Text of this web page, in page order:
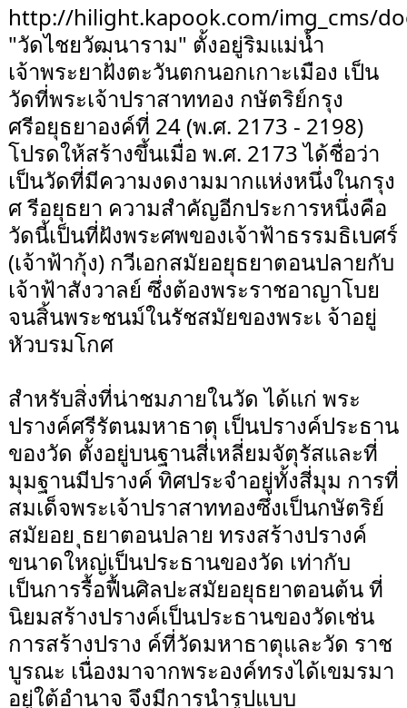
http://hilight.kapook.com/img_cms/
"วัดไชยวัฒนาราม" ตั้งอยู่ริมแม่น้ำ
เจ้าพระยาฝั่งตะวันตกนอกเกาะเมือง เป็น
วัดที่พระเจ้าปราสาททอง กษัตริย์กรุง
ศรีอยุธยาองค์ที่ 24 (พ.ศ. 2173 - 2198)
โปรดให้สร้างขึ้นเมื่อ พ.ศ. 2173 ได้ชื่อว่า
เป็นวัดที่มีความงดงามมากแห่งหนึ่งในกรุง
ศ รีอยุธยา ความสำคัญอีกประการหนึ่งคือ
วัดนี้เป็นที่ฝังพระศพของเจ้าฟ้าธรรมธิเบศร์
(เจ้าฟ้ากุ้ง) กวีเอกสมัยอยุธยาตอนปลายกับ
เจ้าฟ้าสังวาลย์ ซึ่งต้องพระราชอาญาโบย
จนสิ้นพระชนม์ในรัชสมัยของพระเ จ้าอยู่
หัวบรมโกศ
สำหรับสิ่งที่น่าชมภายในวัด ได้แก่ พระ
ปรางค์ศรีรัตนมหาธาตุ เป็นปรางค์ประธาน
ของวัด ตั้งอยู่บนฐานสี่เหลี่ยมจัตุรัสและที่
มุมฐานมีปรางค์ ทิศประจำอยู่ทั้งสี่มุม การที่
สมเด็จพระเจ้าปราสาททองซึ่งเป็นกษัตริย์
สมัยอย ุธยาตอนปลาย ทรงสร้างปรางค์
ขนาดใหญ่เป็นประธานของวัด เท่ากับ
เป็นการรื้อฟื้นศิลปะสมัยอยุธยาตอนต้น ที่
นิยมสร้างปรางค์เป็นประธานของวัดเช่น
การสร้างปราง ค์ที่วัดมหาธาตุและวัด ราช
บูรณะ เนื่องมาจากพระองค์ทรงได้เขมรมา
อยู่ใต้อำนาจ จึงมีการนำรูปแบบ